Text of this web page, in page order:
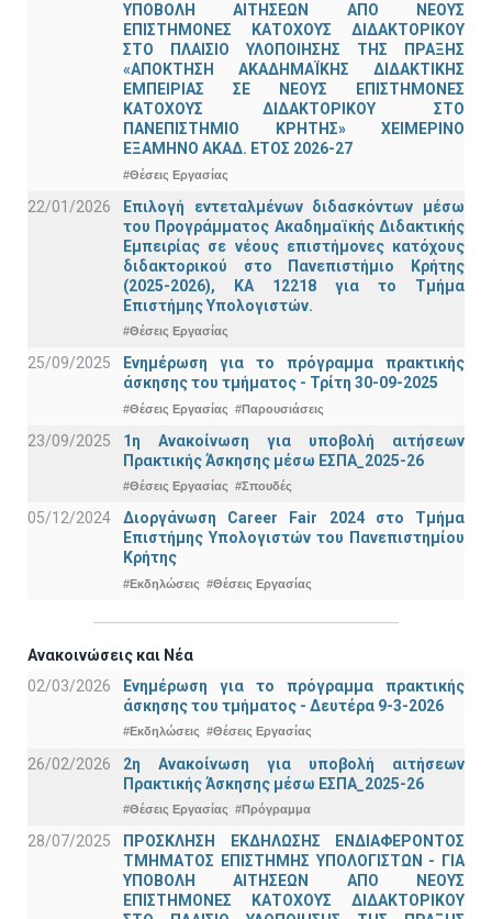
ΥΠΟΒΟΛΗ ΑΙΤΗΣΕΩΝ ΑΠΟ ΝΕΟΥΣ
ΕΠΙΣΤΗΜΟΝΕΣ ΚΑΤΟΧΟΥΣ ΔΙΔΑΚΤΟΡΙΚΟΥ
ΣΤΟ ΠΛΑΙΣΙΟ ΥΛΟΠΟΙΗΣΗΣ ΤΗΣ ΠΡΑΞΗΣ
«ΑΠΟΚΤΗΣΗ ΑΚΑΔΗΜΑΪΚΗΣ ΔΙΔΑΚΤΙΚΗΣ
ΕΜΠΕΙΡΙΑΣ ΣΕ ΝΕΟΥΣ ΕΠΙΣΤΗΜΟΝΕΣ
ΚΑΤΟΧΟΥΣ ΔΙΔΑΚΤΟΡΙΚΟΥ ΣΤΟ
ΠΑΝΕΠΙΣΤΗΜΙΟ ΚΡΗΤΗΣ» ΧΕΙΜΕΡΙΝΟ
ΕΞΑΜΗΝΟ ΑΚΑΔ. ΕΤΟΣ 2026-27
#Θέσεις Εργασίας
22/01/2026
Επιλογή εντεταλμένων διδασκόντων μέσω
του Προγράμματος Ακαδημαϊκής Διδακτικής
Εμπειρίας σε νέους επιστήμονες κατόχους
διδακτορικού στο Πανεπιστήμιο Κρήτης
(2025-2026), ΚΑ 12218 για το Τμήμα
Επιστήμης Υπολογιστών.
#Θέσεις Εργασίας
25/09/2025
Ενημέρωση για το πρόγραμμα πρακτικής
άσκησης του τμήματος - Τρίτη 30-09-2025
#Θέσεις Εργασίας #Παρουσιάσεις
23/09/2025
1η Ανακοίνωση για υποβολή αιτήσεων
Πρακτικής Άσκησης μέσω ΕΣΠΑ_2025-26
#Θέσεις Εργασίας #Σπουδές
05/12/2024
Διοργάνωση Career Fair 2024 στο Τμήμα
Επιστήμης Υπολογιστών του Πανεπιστημίου
Κρήτης
#Εκδηλώσεις #Θέσεις Εργασίας
Ανακοινώσεις και Νέα
02/03/2026
Ενημέρωση για το πρόγραμμα πρακτικής
άσκησης του τμήματος - Δευτέρα 9-3-2026
#Εκδηλώσεις #Θέσεις Εργασίας
26/02/2026
2η Ανακοίνωση για υποβολή αιτήσεων
Πρακτικής Άσκησης μέσω ΕΣΠΑ_2025-26
#Θέσεις Εργασίας #Πρόγραμμα
28/07/2025
ΠΡΟΣΚΛΗΣΗ ΕΚΔΗΛΩΣΗΣ ΕΝΔΙΑΦΕΡΟΝΤΟΣ
ΤΜΗΜΑΤΟΣ ΕΠΙΣΤΗΜΗΣ ΥΠΟΛΟΓΙΣΤΩΝ - ΓΙΑ
ΥΠΟΒΟΛΗ ΑΙΤΗΣΕΩΝ ΑΠΟ ΝΕΟΥΣ
ΕΠΙΣΤΗΜΟΝΕΣ ΚΑΤΟΧΟΥΣ ΔΙΔΑΚΤΟΡΙΚΟΥ